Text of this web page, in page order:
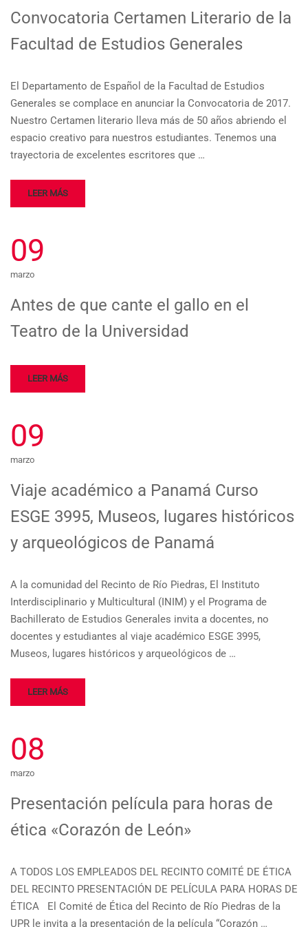
Convocatoria Certamen Literario de la
Facultad de Estudios Generales
El Departamento de Español de la Facultad de Estudios
Generales se complace en anunciar la Convocatoria de 2017.
Nuestro Certamen literario lleva más de 50 años abriendo el
espacio creativo para nuestros estudiantes. Tenemos una
trayectoria de excelentes escritores que …
LEER MÁS
09
marzo
Antes de que cante el gallo en el
Teatro de la Universidad
LEER MÁS
09
marzo
Viaje académico a Panamá Curso
ESGE 3995, Museos, lugares históricos
y arqueológicos de Panamá
A la comunidad del Recinto de Río Piedras, El Instituto
Interdisciplinario y Multicultural (INIM) y el Programa de
Bachillerato de Estudios Generales invita a docentes, no
docentes y estudiantes al viaje académico ESGE 3995,
Museos, lugares históricos y arqueológicos de …
LEER MÁS
08
marzo
Presentación película para horas de
ética «Corazón de León»
A TODOS LOS EMPLEADOS DEL RECINTO COMITÉ DE ÉTICA
DEL RECINTO PRESENTACIÓN DE PELÍCULA PARA HORAS DE
ÉTICA El Comité de Ética del Recinto de Río Piedras de la
UPR le invita a la presentación de la película “Corazón …